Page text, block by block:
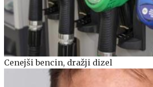
Cenejši bencin, dražji dizel